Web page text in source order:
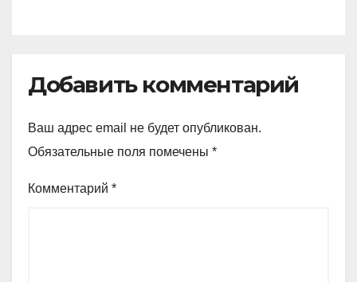
Добавить комментарий
Ваш адрес email не будет опубликован.
Обязательные поля помечены *
Комментарий *